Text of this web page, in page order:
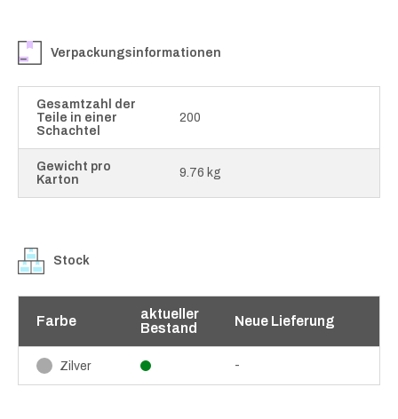
Verpackungsinformationen
Gesamtzahl der
Teile in einer
Schachtel
200
Gewicht pro
Karton
9.76 kg
Stock
Farbe
aktueller
Bestand
Neue Lieferung
Zilver -